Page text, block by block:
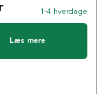
1-4 hverdage
Læs mere